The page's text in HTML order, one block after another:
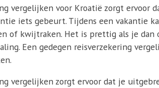
vergelijken voor Kroatië zorgt ervoor
iets gebeurt. Tijdens een vakantie
of kwijtraken. Het is prettig als je
Een gedegen reisverzekering
vergelijken zorgt ervoor dat je